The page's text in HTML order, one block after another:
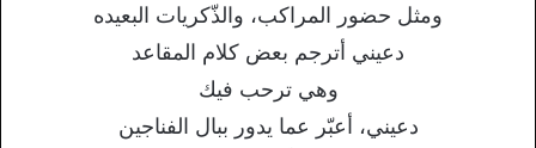
ومثل حضور المراكب، والذّكريات البعيده
دعيني أترجم بعض كلام المقاعد
وهي ترحب فيك
دعيني، أعبّر عما يدور ببال الفناجين